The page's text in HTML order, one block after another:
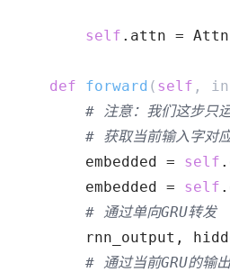
self .attn =
def forward ( self ,
# 注意：我们这步只
# 获取当前输入字对
embedded = self
embedded = self
# 通过单向GRU转发
rnn_output,
# 通过当前GRU的输